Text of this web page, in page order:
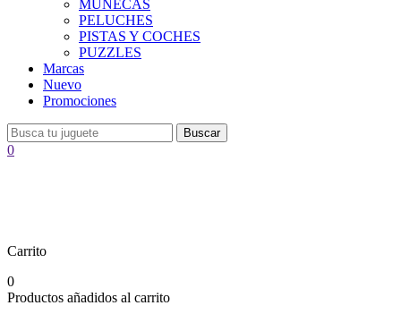
MUÑECAS
PELUCHES
PISTAS Y COCHES
PUZZLES
Marcas
Nuevo
Promociones
Buscar
0
Carrito
0
Productos añadidos al carrito